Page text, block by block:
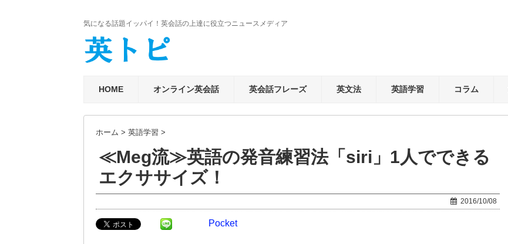
気になる話題イッパイ！英会話の上達に役立つニュースメディア
HOME オンライン英会話 英会話フレーズ 英文法 英語学習 コラム
ホーム > 英語学習 >
≪Meg流≫英語の発音練習法「siri」1人でできる
エクササイズ！
2016/10/08
Pocket